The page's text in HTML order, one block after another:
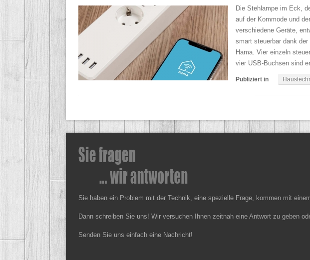
Die Stehlampe im Eck,
auf der Kommode und
verschiedene Geräte,
smart steuerbar dank
Hama. Vier einzeln
vier USB-Buchsen sind
Publiziert in
Sie haben ein Problem mit der Technik, eine spezielle Frage, kommen mit
Dann schreiben Sie uns! Wir versuchen Ihnen zeitnah eine Antwort zu geben
Senden Sie uns einfach eine Nachricht!